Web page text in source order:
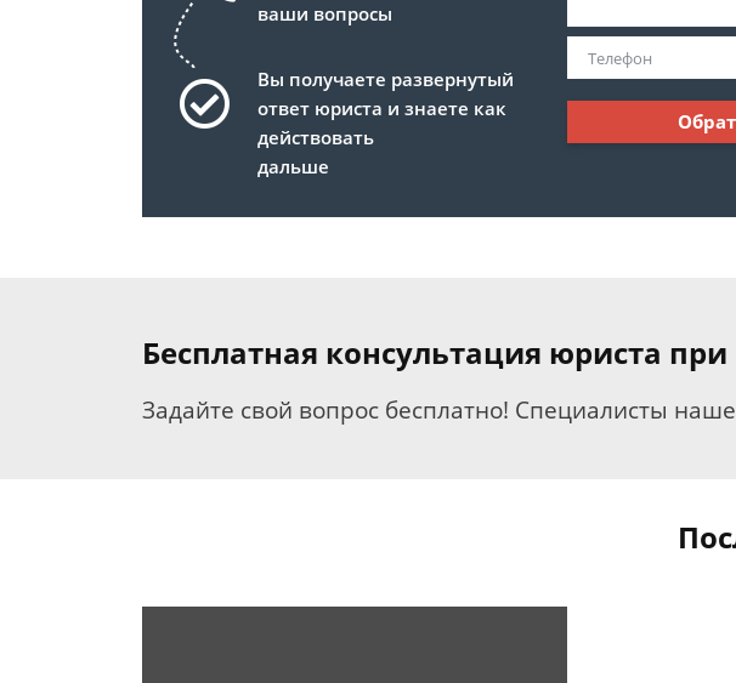
ваши вопросы
Вы получаете развернутый
ответ юриста и знаете как
действовать
дальше
Бесплатная консультация юриста
Задайте свой вопрос бесплатно! Специалисты